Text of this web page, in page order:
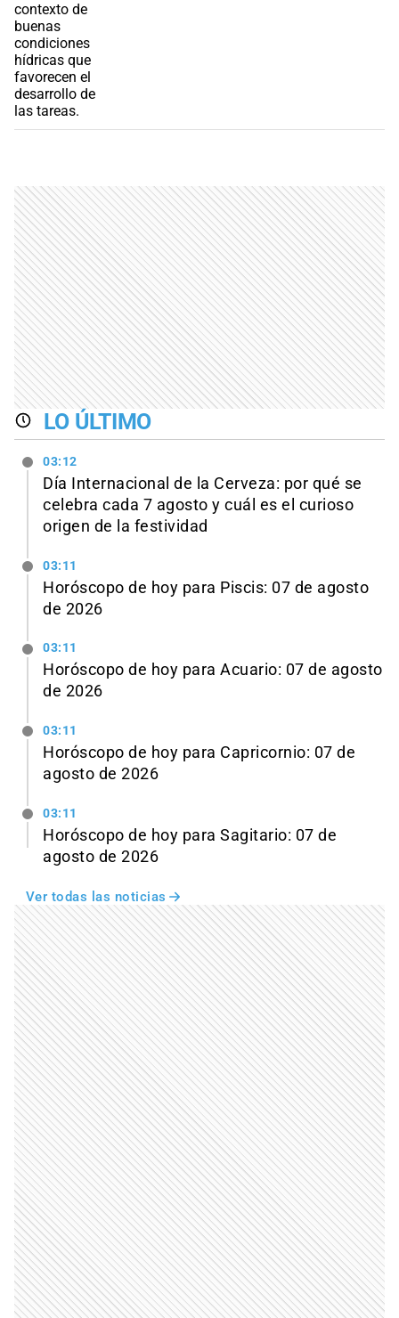
LO ÚLTIMO
03:12
Día Internacional de la Cerveza: por qué se
celebra cada 7 agosto y cuál es el curioso
origen de la festividad
03:11
Horóscopo de hoy para Piscis: 07 de agosto
de 2026
03:11
Horóscopo de hoy para Acuario: 07 de agosto
de 2026
03:11
Horóscopo de hoy para Capricornio: 07 de
agosto de 2026
03:11
Horóscopo de hoy para Sagitario: 07 de
agosto de 2026
Ver todas las noticias